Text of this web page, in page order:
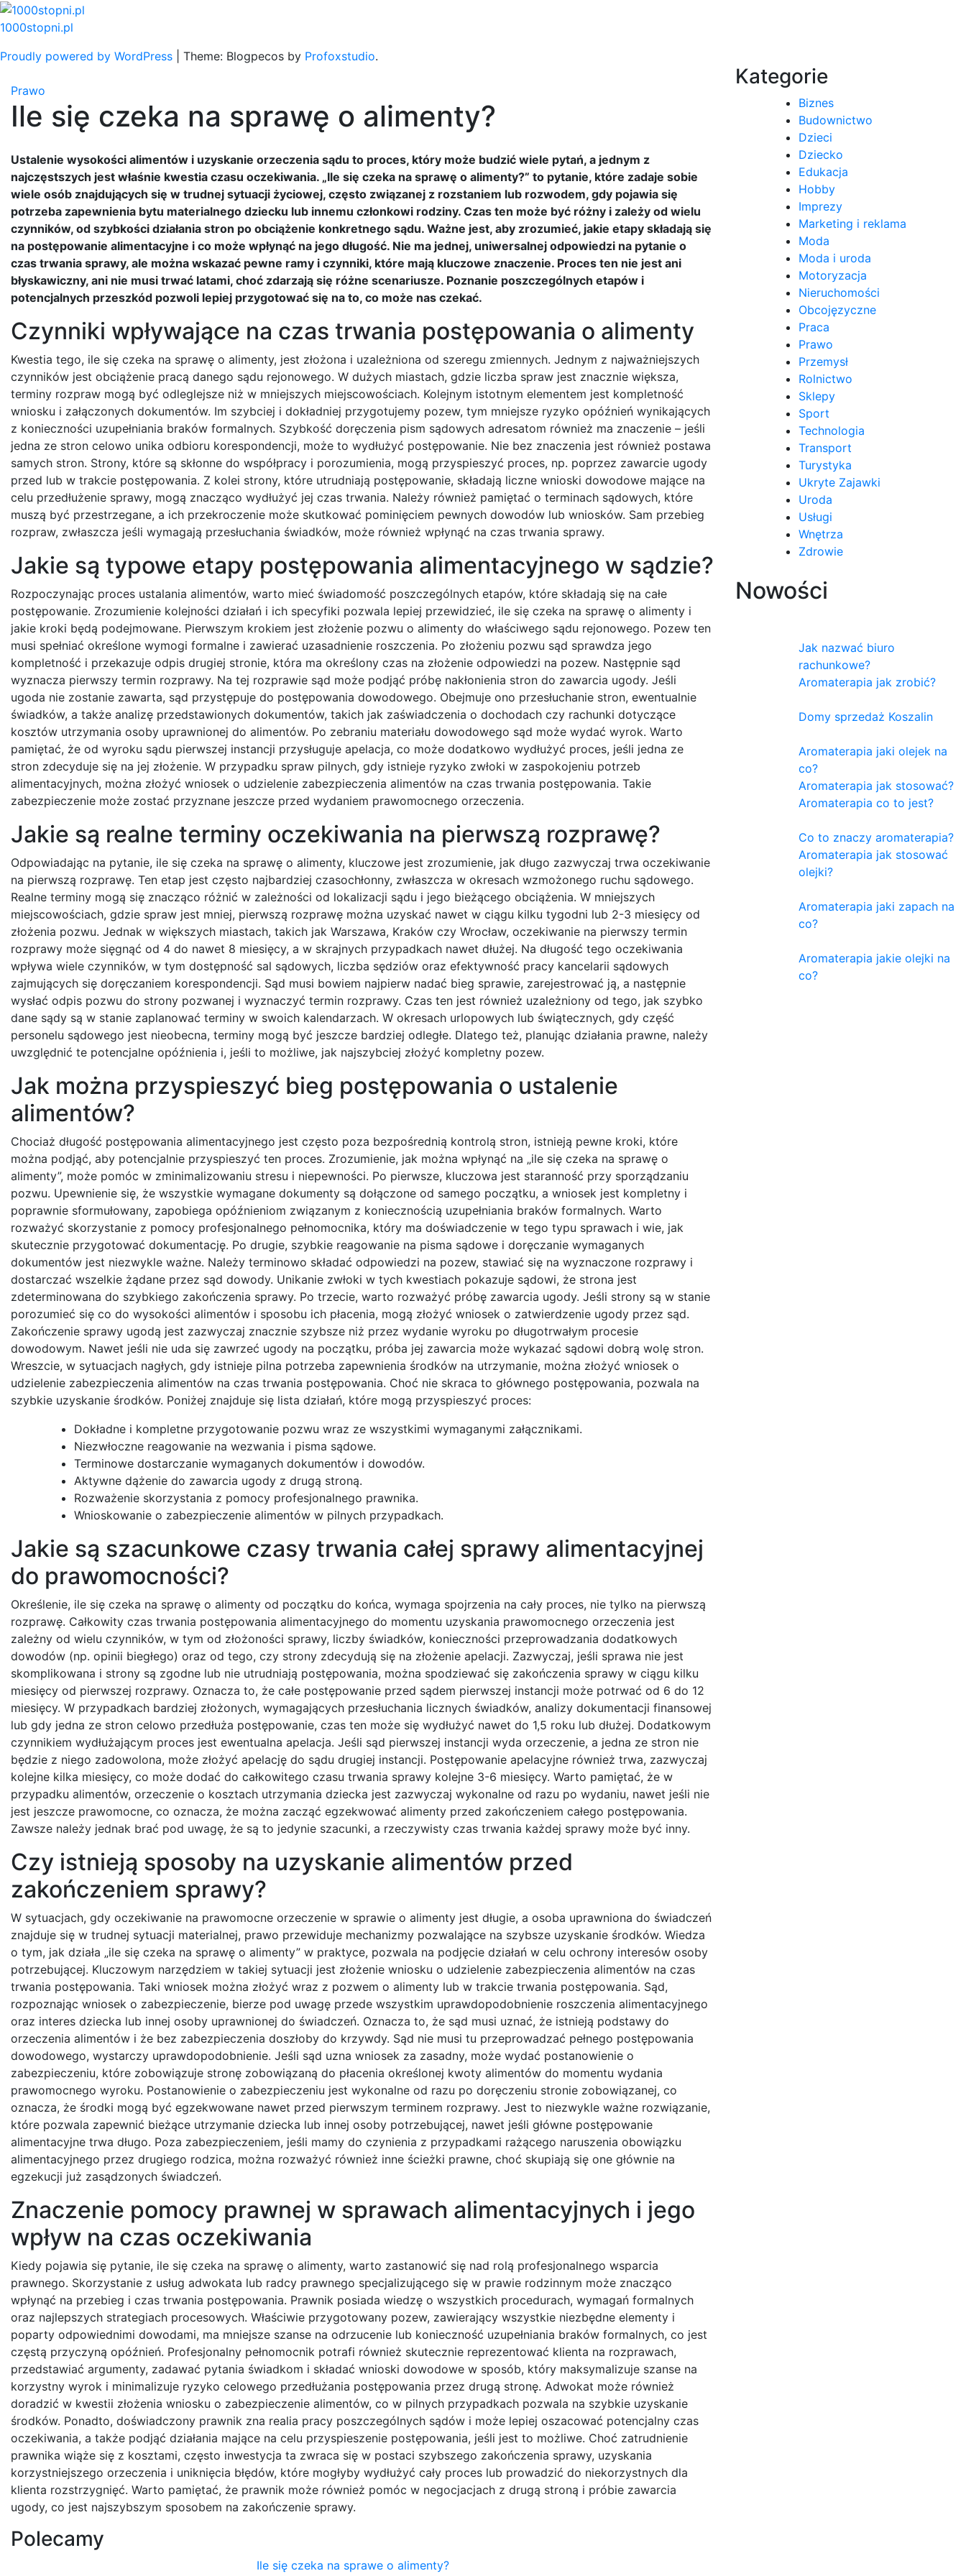
Skip
to
1000stopni.pl
Proudly powered by WordPress
Theme: Blogpecos by Profoxstudio.
Prawo
Ile się czeka na sprawę o alimenty?
Ustalenie wysokości alimentów i uzyskanie orzeczenia sądu to proces, który może budzić wiele pytań, a jednym z
najczęstszych jest właśnie kwestia czasu oczekiwania. „Ile się czeka na sprawę o alimenty?” to pytanie, które zadaje sobie
wiele osób znajdujących się w trudnej sytuacji życiowej, często związanej z rozstaniem lub rozwodem, gdy pojawia się
potrzeba zapewnienia bytu materialnego dziecku lub innemu członkowi rodziny. Czas ten może być różny i zależy od wielu
czynników, od szybkości działania stron po obciążenie konkretnego sądu. Ważne jest, aby zrozumieć, jakie etapy składają się
na postępowanie alimentacyjne i co może wpłynąć na jego długość. Nie ma jednej, uniwersalnej odpowiedzi na pytanie o
czas trwania sprawy, ale można wskazać pewne ramy i czynniki, które mają kluczowe znaczenie. Proces ten nie jest ani
błyskawiczny, ani nie musi trwać latami, choć zdarzają się różne scenariusze. Poznanie poszczególnych etapów i
potencjalnych przeszkód pozwoli lepiej przygotować się na to, co może nas czekać.
Czynniki wpływające na czas trwania postępowania o alimenty
Kwestia tego, ile się czeka na sprawę o alimenty, jest złożona i uzależniona od szeregu zmiennych. Jednym z najważniejszych
czynników jest obciążenie pracą danego sądu rejonowego. W dużych miastach, gdzie liczba spraw jest znacznie większa,
terminy rozpraw mogą być odleglejsze niż w mniejszych miejscowościach. Kolejnym istotnym elementem jest kompletność
wniosku i załączonych dokumentów. Im szybciej i dokładniej przygotujemy pozew, tym mniejsze ryzyko opóźnień wynikających
z konieczności uzupełniania braków formalnych. Szybkość doręczenia pism sądowych adresatom również ma znaczenie – jeśli
jedna ze stron celowo unika odbioru korespondencji, może to wydłużyć postępowanie. Nie bez znaczenia jest również postawa
samych stron. Strony, które są skłonne do współpracy i porozumienia, mogą przyspieszyć proces, np. poprzez zawarcie ugody
przed lub w trakcie postępowania. Z kolei strony, które utrudniają postępowanie, składają liczne wnioski dowodowe mające na
celu przedłużenie sprawy, mogą znacząco wydłużyć jej czas trwania. Należy również pamiętać o terminach sądowych, które
muszą być przestrzegane, a ich przekroczenie może skutkować pominięciem pewnych dowodów lub wniosków. Sam przebieg
rozpraw, zwłaszcza jeśli wymagają przesłuchania świadków, może również wpłynąć na czas trwania sprawy.
Jakie są typowe etapy postępowania alimentacyjnego w sądzie?
Rozpoczynając proces ustalania alimentów, warto mieć świadomość poszczególnych etapów, które składają się na całe
postępowanie. Zrozumienie kolejności działań i ich specyfiki pozwala lepiej przewidzieć, ile się czeka na sprawę o alimenty i
jakie kroki będą podejmowane. Pierwszym krokiem jest złożenie pozwu o alimenty do właściwego sądu rejonowego. Pozew ten
musi spełniać określone wymogi formalne i zawierać uzasadnienie roszczenia. Po złożeniu pozwu sąd sprawdza jego
kompletność i przekazuje odpis drugiej stronie, która ma określony czas na złożenie odpowiedzi na pozew. Następnie sąd
wyznacza pierwszy termin rozprawy. Na tej rozprawie sąd może podjąć próbę nakłonienia stron do zawarcia ugody. Jeśli
ugoda nie zostanie zawarta, sąd przystępuje do postępowania dowodowego. Obejmuje ono przesłuchanie stron, ewentualnie
świadków, a także analizę przedstawionych dokumentów, takich jak zaświadczenia o dochodach czy rachunki dotyczące
kosztów utrzymania osoby uprawnionej do alimentów. Po zebraniu materiału dowodowego sąd może wydać wyrok. Warto
pamiętać, że od wyroku sądu pierwszej instancji przysługuje apelacja, co może dodatkowo wydłużyć proces, jeśli jedna ze
stron zdecyduje się na jej złożenie. W przypadku spraw pilnych, gdy istnieje ryzyko zwłoki w zaspokojeniu potrzeb
alimentacyjnych, można złożyć wniosek o udzielenie zabezpieczenia alimentów na czas trwania postępowania. Takie
zabezpieczenie może zostać przyznane jeszcze przed wydaniem prawomocnego orzeczenia.
Jakie są realne terminy oczekiwania na pierwszą rozprawę?
Odpowiadając na pytanie, ile się czeka na sprawę o alimenty, kluczowe jest zrozumienie, jak długo zazwyczaj trwa oczekiwanie
na pierwszą rozprawę. Ten etap jest często najbardziej czasochłonny, zwłaszcza w okresach wzmożonego ruchu sądowego.
Realne terminy mogą się znacząco różnić w zależności od lokalizacji sądu i jego bieżącego obciążenia. W mniejszych
miejscowościach, gdzie spraw jest mniej, pierwszą rozprawę można uzyskać nawet w ciągu kilku tygodni lub 2-3 miesięcy od
złożenia pozwu. Jednak w większych miastach, takich jak Warszawa, Kraków czy Wrocław, oczekiwanie na pierwszy termin
rozprawy może sięgnąć od 4 do nawet 8 miesięcy, a w skrajnych przypadkach nawet dłużej. Na długość tego oczekiwania
wpływa wiele czynników, w tym dostępność sal sądowych, liczba sędziów oraz efektywność pracy kancelarii sądowych
zajmujących się doręczaniem korespondencji. Sąd musi bowiem najpierw nadać bieg sprawie, zarejestrować ją, a następnie
wysłać odpis pozwu do strony pozwanej i wyznaczyć termin rozprawy. Czas ten jest również uzależniony od tego, jak szybko
dane sądy są w stanie zaplanować terminy w swoich kalendarzach. W okresach urlopowych lub świątecznych, gdy część
personelu sądowego jest nieobecna, terminy mogą być jeszcze bardziej odległe. Dlatego też, planując działania prawne, należy
uwzględnić te potencjalne opóźnienia i, jeśli to możliwe, jak najszybciej złożyć kompletny pozew.
Jak można przyspieszyć bieg postępowania o ustalenie
alimentów?
Chociaż długość postępowania alimentacyjnego jest często poza bezpośrednią kontrolą stron, istnieją pewne kroki, które
można podjąć, aby potencjalnie przyspieszyć ten proces. Zrozumienie, jak można wpłynąć na „ile się czeka na sprawę o
alimenty”, może pomóc w zminimalizowaniu stresu i niepewności. Po pierwsze, kluczowa jest staranność przy sporządzaniu
pozwu. Upewnienie się, że wszystkie wymagane dokumenty są dołączone od samego początku, a wniosek jest kompletny i
poprawnie sformułowany, zapobiega opóźnieniom związanym z koniecznością uzupełniania braków formalnych. Warto
rozważyć skorzystanie z pomocy profesjonalnego pełnomocnika, który ma doświadczenie w tego typu sprawach i wie, jak
skutecznie przygotować dokumentację. Po drugie, szybkie reagowanie na pisma sądowe i doręczanie wymaganych
dokumentów jest niezwykle ważne. Należy terminowo składać odpowiedzi na pozew, stawiać się na wyznaczone rozprawy i
dostarczać wszelkie żądane przez sąd dowody. Unikanie zwłoki w tych kwestiach pokazuje sądowi, że strona jest
zdeterminowana do szybkiego zakończenia sprawy. Po trzecie, warto rozważyć próbę zawarcia ugody. Jeśli strony są w stanie
porozumieć się co do wysokości alimentów i sposobu ich płacenia, mogą złożyć wniosek o zatwierdzenie ugody przez sąd.
Zakończenie sprawy ugodą jest zazwyczaj znacznie szybsze niż przez wydanie wyroku po długotrwałym procesie
dowodowym. Nawet jeśli nie uda się zawrzeć ugody na początku, próba jej zawarcia może wykazać sądowi dobrą wolę stron.
Wreszcie, w sytuacjach nagłych, gdy istnieje pilna potrzeba zapewnienia środków na utrzymanie, można złożyć wniosek o
udzielenie zabezpieczenia alimentów na czas trwania postępowania. Choć nie skraca to głównego postępowania, pozwala na
szybkie uzyskanie środków. Poniżej znajduje się lista działań, które mogą przyspieszyć proces:
Dokładne i kompletne przygotowanie pozwu wraz ze wszystkimi wymaganymi załącznikami.
Niezwłoczne reagowanie na wezwania i pisma sądowe.
Terminowe dostarczanie wymaganych dokumentów i dowodów.
Aktywne dążenie do zawarcia ugody z drugą stroną.
Rozważenie skorzystania z pomocy profesjonalnego prawnika.
Wnioskowanie o zabezpieczenie alimentów w pilnych przypadkach.
Jakie są szacunkowe czasy trwania całej sprawy alimentacyjnej
do prawomocności?
Określenie, ile się czeka na sprawę o alimenty od początku do końca, wymaga spojrzenia na cały proces, nie tylko na pierwszą
rozprawę. Całkowity czas trwania postępowania alimentacyjnego do momentu uzyskania prawomocnego orzeczenia jest
zależny od wielu czynników, w tym od złożoności sprawy, liczby świadków, konieczności przeprowadzania dodatkowych
dowodów (np. opinii biegłego) oraz od tego, czy strony zdecydują się na złożenie apelacji. Zazwyczaj, jeśli sprawa nie jest
skomplikowana i strony są zgodne lub nie utrudniają postępowania, można spodziewać się zakończenia sprawy w ciągu kilku
miesięcy od pierwszej rozprawy. Oznacza to, że całe postępowanie przed sądem pierwszej instancji może potrwać od 6 do 12
miesięcy. W przypadkach bardziej złożonych, wymagających przesłuchania licznych świadków, analizy dokumentacji finansowej
lub gdy jedna ze stron celowo przedłuża postępowanie, czas ten może się wydłużyć nawet do 1,5 roku lub dłużej. Dodatkowym
czynnikiem wydłużającym proces jest ewentualna apelacja. Jeśli sąd pierwszej instancji wyda orzeczenie, a jedna ze stron nie
będzie z niego zadowolona, może złożyć apelację do sądu drugiej instancji. Postępowanie apelacyjne również trwa, zazwyczaj
kolejne kilka miesięcy, co może dodać do całkowitego czasu trwania sprawy kolejne 3-6 miesięcy. Warto pamiętać, że w
przypadku alimentów, orzeczenie o kosztach utrzymania dziecka jest zazwyczaj wykonalne od razu po wydaniu, nawet jeśli nie
jest jeszcze prawomocne, co oznacza, że można zacząć egzekwować alimenty przed zakończeniem całego postępowania.
Zawsze należy jednak brać pod uwagę, że są to jedynie szacunki, a rzeczywisty czas trwania każdej sprawy może być inny.
Czy istnieją sposoby na uzyskanie alimentów przed
zakończeniem sprawy?
W sytuacjach, gdy oczekiwanie na prawomocne orzeczenie w sprawie o alimenty jest długie, a osoba uprawniona do świadczeń
znajduje się w trudnej sytuacji materialnej, prawo przewiduje mechanizmy pozwalające na szybsze uzyskanie środków. Wiedza
o tym, jak działa „ile się czeka na sprawę o alimenty” w praktyce, pozwala na podjęcie działań w celu ochrony interesów osoby
potrzebującej. Kluczowym narzędziem w takiej sytuacji jest złożenie wniosku o udzielenie zabezpieczenia alimentów na czas
trwania postępowania. Taki wniosek można złożyć wraz z pozwem o alimenty lub w trakcie trwania postępowania. Sąd,
rozpoznając wniosek o zabezpieczenie, bierze pod uwagę przede wszystkim uprawdopodobnienie roszczenia alimentacyjnego
oraz interes dziecka lub innej osoby uprawnionej do świadczeń. Oznacza to, że sąd musi uznać, że istnieją podstawy do
orzeczenia alimentów i że bez zabezpieczenia doszłoby do krzywdy. Sąd nie musi tu przeprowadzać pełnego postępowania
dowodowego, wystarczy uprawdopodobnienie. Jeśli sąd uzna wniosek za zasadny, może wydać postanowienie o
zabezpieczeniu, które zobowiązuje stronę zobowiązaną do płacenia określonej kwoty alimentów do momentu wydania
prawomocnego wyroku. Postanowienie o zabezpieczeniu jest wykonalne od razu po doręczeniu stronie zobowiązanej, co
oznacza, że środki mogą być egzekwowane nawet przed pierwszym terminem rozprawy. Jest to niezwykle ważne rozwiązanie,
które pozwala zapewnić bieżące utrzymanie dziecka lub innej osoby potrzebującej, nawet jeśli główne postępowanie
alimentacyjne trwa długo. Poza zabezpieczeniem, jeśli mamy do czynienia z przypadkami rażącego naruszenia obowiązku
alimentacyjnego przez drugiego rodzica, można rozważyć również inne ścieżki prawne, choć skupiają się one głównie na
egzekucji już zasądzonych świadczeń.
Znaczenie pomocy prawnej w sprawach alimentacyjnych i jego
wpływ na czas oczekiwania
Kiedy pojawia się pytanie, ile się czeka na sprawę o alimenty, warto zastanowić się nad rolą profesjonalnego wsparcia
prawnego. Skorzystanie z usług adwokata lub radcy prawnego specjalizującego się w prawie rodzinnym może znacząco
wpłynąć na przebieg i czas trwania postępowania. Prawnik posiada wiedzę o wszystkich procedurach, wymagań formalnych
oraz najlepszych strategiach procesowych. Właściwie przygotowany pozew, zawierający wszystkie niezbędne elementy i
poparty odpowiednimi dowodami, ma mniejsze szanse na odrzucenie lub konieczność uzupełniania braków formalnych, co jest
częstą przyczyną opóźnień. Profesjonalny pełnomocnik potrafi również skutecznie reprezentować klienta na rozprawach,
przedstawiać argumenty, zadawać pytania świadkom i składać wnioski dowodowe w sposób, który maksymalizuje szanse na
korzystny wyrok i minimalizuje ryzyko celowego przedłużania postępowania przez drugą stronę. Adwokat może również
doradzić w kwestii złożenia wniosku o zabezpieczenie alimentów, co w pilnych przypadkach pozwala na szybkie uzyskanie
środków. Ponadto, doświadczony prawnik zna realia pracy poszczególnych sądów i może lepiej oszacować potencjalny czas
oczekiwania, a także podjąć działania mające na celu przyspieszenie postępowania, jeśli jest to możliwe. Choć zatrudnienie
prawnika wiąże się z kosztami, często inwestycja ta zwraca się w postaci szybszego zakończenia sprawy, uzyskania
korzystniejszego orzeczenia i uniknięcia błędów, które mogłyby wydłużyć cały proces lub prowadzić do niekorzystnych dla
klienta rozstrzygnięć. Warto pamiętać, że prawnik może również pomóc w negocjacjach z drugą stroną i próbie zawarcia
ugody, co jest najszybszym sposobem na zakończenie sprawy.
Polecamy
Ile się czeka na sprawe o alimenty?
Kategorie
Biznes
Budownictwo
Dzieci
Dziecko
Edukacja
Hobby
Imprezy
Marketing i reklama
Moda
Moda i uroda
Motoryzacja
Nieruchomości
Obcojęzyczne
Praca
Prawo
Przemysł
Rolnictwo
Sklepy
Sport
Technologia
Transport
Turystyka
Ukryte Zajawki
Uroda
Usługi
Wnętrza
Zdrowie
Nowości
Jak nazwać biuro
rachunkowe?
Aromaterapia jak zrobić?
Domy sprzedaż Koszalin
Aromaterapia jaki olejek na
co?
Aromaterapia jak stosować?
Aromaterapia co to jest?
Co to znaczy aromaterapia?
Aromaterapia jak stosować
olejki?
Aromaterapia jaki zapach na
co?
Aromaterapia jakie olejki na
co?